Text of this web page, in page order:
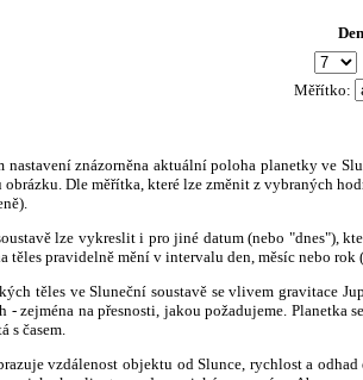
Den
Měřítko:
nastavení znázorněna aktuální poloha planetky ve
Dle měřítka, které lze změnit z vybraných
lze vykreslit i pro jiné datum (nebo "dnes"),
těles pravidelně mění v intervalu den, měsíc nebo
těles ve Sluneční soustavě se vlivem gravitace
- zejména na přesnosti, jakou požadujeme.
s časem.
vzdálenost objektu od Slunce, rychlost a